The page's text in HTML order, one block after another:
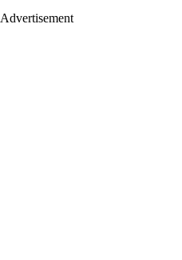
Advertisement